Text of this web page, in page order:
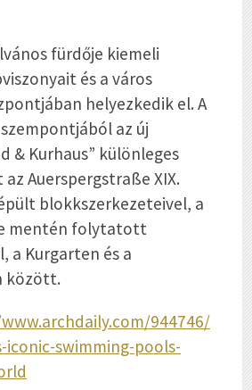
fürdője kiemeli
és a város
helyezkedik el. A
az új
& Kurhaus” különleges
Auerspergstraße XIX.
blokkszerkezeteivel, a
mentén folytatott
a Kurgarten és a
között.
944746/
iconic-swimming-pools-